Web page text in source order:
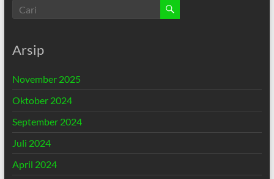
Arsip
November 2025
Oktober 2024
September 2024
Juli 2024
April 2024